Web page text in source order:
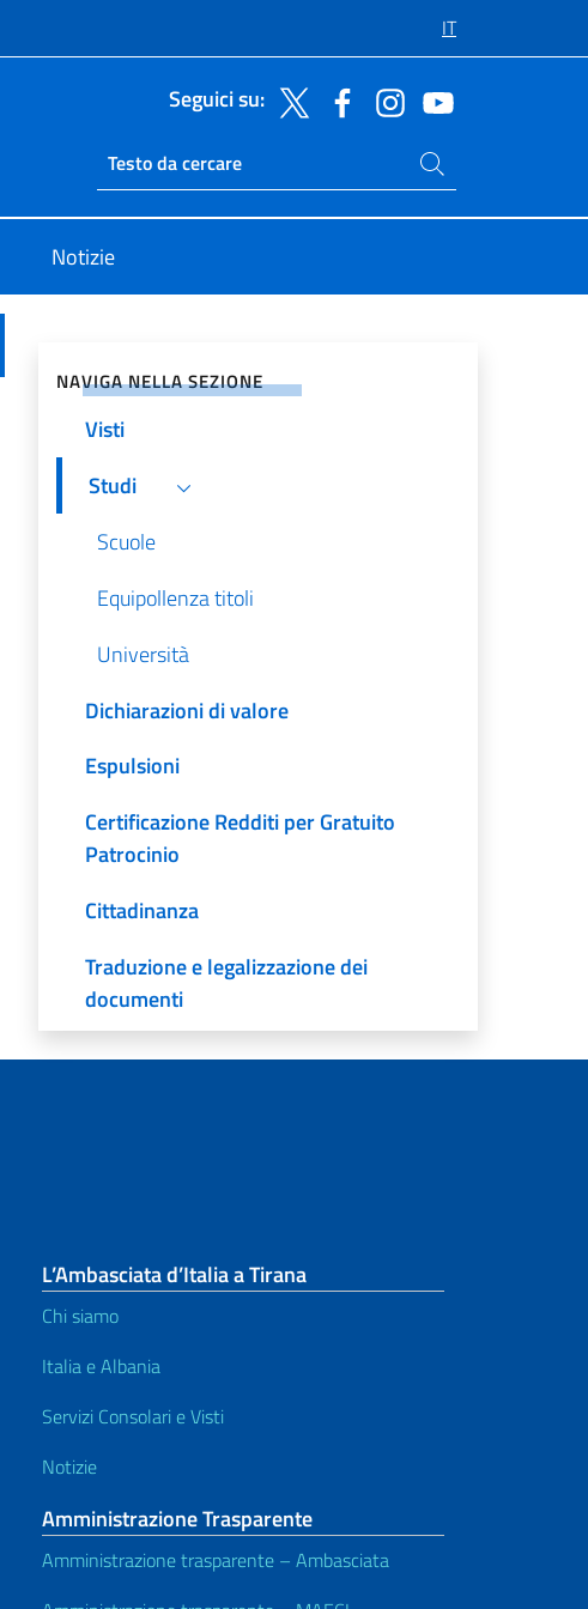
IT
Seguici su:
Ricerca sito live
Cerca nel sito
Notizie
NAVIGA NELLA SEZIONE
Visti
Studi
Scuole
Equipollenza titoli
Università
Dichiarazioni di valore
Espulsioni
Certificazione Redditi per Gratuito
Patrocinio
Cittadinanza
Traduzione e legalizzazione dei
documenti
Codice Fiscale
L’Ambasciata d’Italia a Tirana
Chi siamo
Italia e Albania
Servizi Consolari e Visti
Notizie
Amministrazione Trasparente
Amministrazione trasparente – Ambasciata